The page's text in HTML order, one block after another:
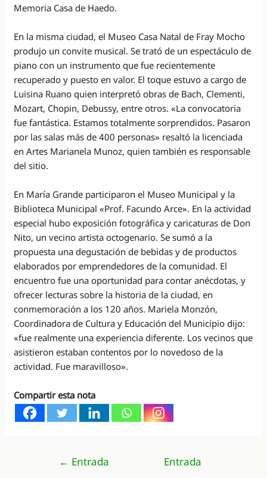
Memoria Casa de Haedo.
En la misma ciudad, el Museo Casa Natal de Fray Mocho
produjo un convite musical. Se trató de un espectáculo de
piano con un instrumento que fue recientemente
recuperado y puesto en valor. El toque estuvo a cargo de
Luisina Ruano quien interpretó obras de Bach, Clementi,
Mozart, Chopin, Debussy, entre otros. «La convocatoria
fue fantástica. Estamos totalmente sorprendidos. Pasaron
por las salas más de 400 personas» resaltó la licenciada
en Artes Marianela Munoz, quien también es responsable
del sitio.
En María Grande participaron el Museo Municipal y la
Biblioteca Municipal «Prof. Facundo Arce». En la actividad
especial hubo exposición fotográfica y caricaturas de Don
Nito, un vecino artista octogenario. Se sumó a la
propuesta una degustación de bebidas y de productos
elaborados por emprendedores de la comunidad. El
encuentro fue una oportunidad para contar anécdotas, y
ofrecer lecturas sobre la historia de la ciudad, en
conmemoración a los 120 años. Mariela Monzón,
Coordinadora de Cultura y Educación del Municipio dijo:
«fue realmente una experiencia diferente. Los vecinos que
asistieron estaban contentos por lo novedoso de la
actividad. Fue maravilloso».
Compartir esta nota
Navegación
← Entrada
Entrada